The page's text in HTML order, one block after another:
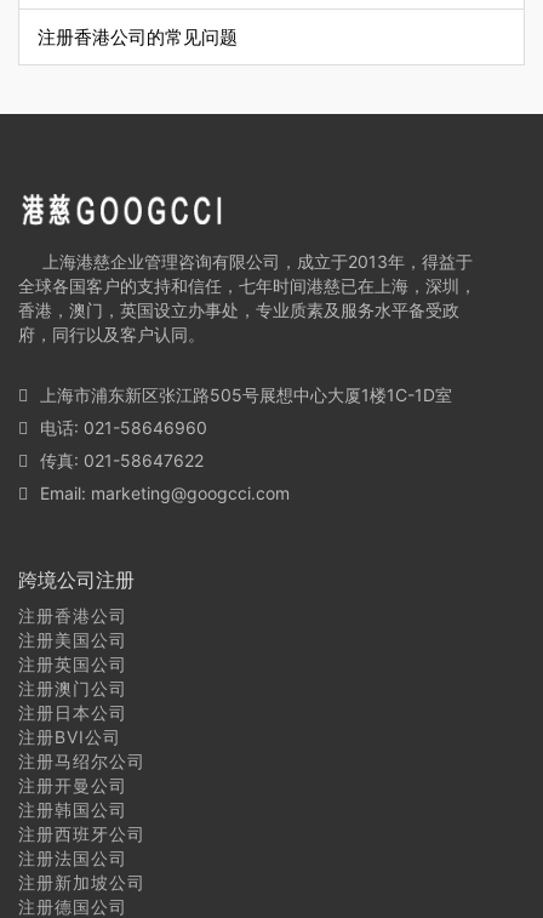
注册香港公司的常见问题
上海港慈企业管理咨询有限公司，成立于2013年，得益于
全球各国客户的支持和信任，七年时间港慈已在上海，深圳，
香港，澳门，英国设立办事处，专业质素及服务水平备受政
府，同行以及客户认同。
上海市浦东新区张江路505号展想中心大厦1楼1C-1D室
电话: 021-58646960
传真: 021-58647622
Email: marketing@googcci.com
跨境公司注册
注册香港公司
注册美国公司
注册英国公司
注册澳门公司
注册日本公司
注册BVI公司
注册马绍尔公司
注册开曼公司
注册韩国公司
注册西班牙公司
注册法国公司
注册新加坡公司
注册德国公司